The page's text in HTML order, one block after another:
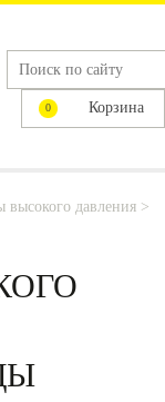
0 Корзина
высокого давления >